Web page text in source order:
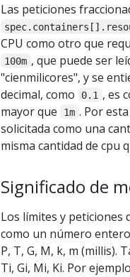
Las peticiones
CPU como otro que
100m , que puede ser
"cienmilicores", y se
decimal, como
0.1 , es
mayor que
1m . Por
solicitada como una
misma cantidad de cpu
Significado de
Los límites y peticiones
como un número
P, T, G, M, k, m (millis).
Ti, Gi, Mi, Ki. Por